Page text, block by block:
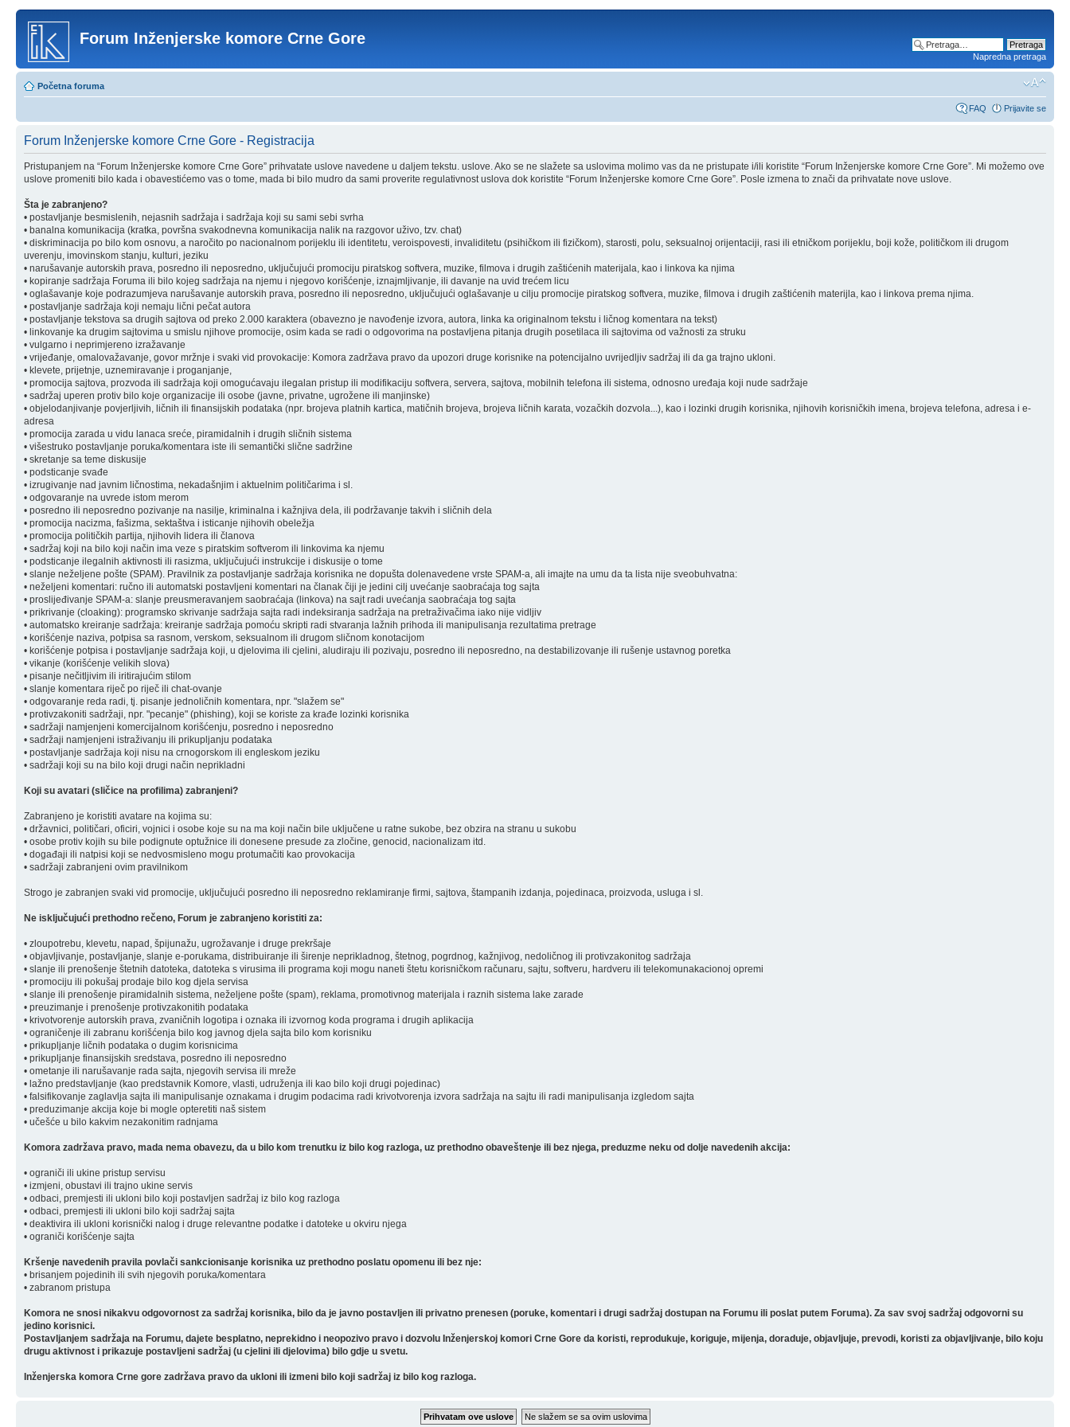
Forum Inženjerske komore Crne Gore
Napredna pretraga
Početna foruma
FAQ Prijavite se
Forum Inženjerske komore Crne Gore - Registracija
Pristupanjem na “Forum Inženjerske komore Crne Gore” prihvatate uslove navedene u daljem tekstu. uslove. Ako se ne slažete sa uslovima molimo vas da ne pristupate i/ili koristite “Forum Inženjerske komore Crne Gore”. Mi možemo ove
uslove promeniti bilo kada i obavestićemo vas o tome, mada bi bilo mudro da sami proverite regulativnost uslova dok koristite “Forum Inženjerske komore Crne Gore”. Posle izmena to znači da prihvatate nove uslove.
Šta je zabranjeno?
• postavljanje besmislenih, nejasnih sadržaja i sadržaja koji su sami sebi svrha
• banalna komunikacija (kratka, površna svakodnevna komunikacija nalik na razgovor uživo, tzv. chat)
• diskriminacija po bilo kom osnovu, a naročito po nacionalnom porijeklu ili identitetu, veroispovesti, invaliditetu (psihičkom ili fizičkom), starosti, polu, seksualnoj orijentaciji, rasi ili etničkom porijeklu, boji kože, političkom ili drugom
uverenju, imovinskom stanju, kulturi, jeziku
• narušavanje autorskih prava, posredno ili neposredno, uključujući promociju piratskog softvera, muzike, filmova i drugih zaštićenih materijala, kao i linkova ka njima
• kopiranje sadržaja Foruma ili bilo kojeg sadržaja na njemu i njegovo korišćenje, iznajmljivanje, ili davanje na uvid trećem licu
• oglašavanje koje podrazumjeva narušavanje autorskih prava, posredno ili neposredno, uključujući oglašavanje u cilju promocije piratskog softvera, muzike, filmova i drugih zaštićenih materijla, kao i linkova prema njima.
• postavljanje sadržaja koji nemaju lični pečat autora
• postavljanje tekstova sa drugih sajtova od preko 2.000 karaktera (obavezno je navođenje izvora, autora, linka ka originalnom tekstu i ličnog komentara na tekst)
• linkovanje ka drugim sajtovima u smislu njihove promocije, osim kada se radi o odgovorima na postavljena pitanja drugih posetilaca ili sajtovima od važnosti za struku
• vulgarno i neprimjereno izražavanje
• vrijeđanje, omalovažavanje, govor mržnje i svaki vid provokacije: Komora zadržava pravo da upozori druge korisnike na potencijalno uvrijedljiv sadržaj ili da ga trajno ukloni.
• klevete, prijetnje, uznemiravanje i proganjanje,
• promocija sajtova, prozvoda ili sadržaja koji omogućavaju ilegalan pristup ili modifikaciju softvera, servera, sajtova, mobilnih telefona ili sistema, odnosno uređaja koji nude sadržaje
• sadržaj uperen protiv bilo koje organizacije ili osobe (javne, privatne, ugrožene ili manjinske)
• objelodanjivanje povjerljivih, ličnih ili finansijskih podataka (npr. brojeva platnih kartica, matičnih brojeva, brojeva ličnih karata, vozačkih dozvola...), kao i lozinki drugih korisnika, njihovih korisničkih imena, brojeva telefona, adresa i e-
adresa
• promocija zarada u vidu lanaca sreće, piramidalnih i drugih sličnih sistema
• višestruko postavljanje poruka/komentara iste ili semantički slične sadržine
• skretanje sa teme diskusije
• podsticanje svađe
• izrugivanje nad javnim ličnostima, nekadašnjim i aktuelnim političarima i sl.
• odgovaranje na uvrede istom merom
• posredno ili neposredno pozivanje na nasilje, kriminalna i kažnjiva dela, ili podržavanje takvih i sličnih dela
• promocija nacizma, fašizma, sektaštva i isticanje njihovih obeležja
• promocija političkih partija, njihovih lidera ili članova
• sadržaj koji na bilo koji način ima veze s piratskim softverom ili linkovima ka njemu
• podsticanje ilegalnih aktivnosti ili rasizma, uključujući instrukcije i diskusije o tome
• slanje neželjene pošte (SPAM). Pravilnik za postavljanje sadržaja korisnika ne dopušta dolenavedene vrste SPAM-a, ali imajte na umu da ta lista nije sveobuhvatna:
• neželjeni komentari: ručno ili automatski postavljeni komentari na članak čiji je jedini cilj uvećanje saobraćaja tog sajta
• proslijeđivanje SPAM-a: slanje preusmeravanjem saobraćaja (linkova) na sajt radi uvećanja saobraćaja tog sajta
• prikrivanje (cloaking): programsko skrivanje sadržaja sajta radi indeksiranja sadržaja na pretraživačima iako nije vidljiv
• automatsko kreiranje sadržaja: kreiranje sadržaja pomoću skripti radi stvaranja lažnih prihoda ili manipulisanja rezultatima pretrage
• korišćenje naziva, potpisa sa rasnom, verskom, seksualnom ili drugom sličnom konotacijom
• korišćenje potpisa i postavljanje sadržaja koji, u djelovima ili cjelini, aludiraju ili pozivaju, posredno ili neposredno, na destabilizovanje ili rušenje ustavnog poretka
• vikanje (korišćenje velikih slova)
• pisanje nečitljivim ili iritirajućim stilom
• slanje komentara riječ po riječ ili chat-ovanje
• odgovaranje reda radi, tj. pisanje jednoličnih komentara, npr. "slažem se"
• protivzakoniti sadržaji, npr. "pecanje" (phishing), koji se koriste za krađe lozinki korisnika
• sadržaji namjenjeni komercijalnom korišćenju, posredno i neposredno
• sadržaji namjenjeni istraživanju ili prikupljanju podataka
• postavljanje sadržaja koji nisu na crnogorskom ili engleskom jeziku
• sadržaji koji su na bilo koji drugi način neprikladni
Koji su avatari (sličice na profilima) zabranjeni?
Zabranjeno je koristiti avatare na kojima su:
• državnici, političari, oficiri, vojnici i osobe koje su na ma koji način bile uključene u ratne sukobe, bez obzira na stranu u sukobu
• osobe protiv kojih su bile podignute optužnice ili donesene presude za zločine, genocid, nacionalizam itd.
• događaji ili natpisi koji se nedvosmisleno mogu protumačiti kao provokacija
• sadržaji zabranjeni ovim pravilnikom
Strogo je zabranjen svaki vid promocije, uključujući posredno ili neposredno reklamiranje firmi, sajtova, štampanih izdanja, pojedinaca, proizvoda, usluga i sl.
Ne isključujući prethodno rečeno, Forum je zabranjeno koristiti za:
• zloupotrebu, klevetu, napad, špijunažu, ugrožavanje i druge prekršaje
• objavljivanje, postavljanje, slanje e-porukama, distribuiranje ili širenje neprikladnog, štetnog, pogrdnog, kažnjivog, nedoličnog ili protivzakonitog sadržaja
• slanje ili prenošenje štetnih datoteka, datoteka s virusima ili programa koji mogu naneti štetu korisničkom računaru, sajtu, softveru, hardveru ili telekomunakacionoj opremi
• promociju ili pokušaj prodaje bilo kog djela servisa
• slanje ili prenošenje piramidalnih sistema, neželjene pošte (spam), reklama, promotivnog materijala i raznih sistema lake zarade
• preuzimanje i prenošenje protivzakonitih podataka
• krivotvorenje autorskih prava, zvaničnih logotipa i oznaka ili izvornog koda programa i drugih aplikacija
• ograničenje ili zabranu korišćenja bilo kog javnog djela sajta bilo kom korisniku
• prikupljanje ličnih podataka o dugim korisnicima
• prikupljanje finansijskih sredstava, posredno ili neposredno
• ometanje ili narušavanje rada sajta, njegovih servisa ili mreže
• lažno predstavljanje (kao predstavnik Komore, vlasti, udruženja ili kao bilo koji drugi pojedinac)
• falsifikovanje zaglavlja sajta ili manipulisanje oznakama i drugim podacima radi krivotvorenja izvora sadržaja na sajtu ili radi manipulisanja izgledom sajta
• preduzimanje akcija koje bi mogle opteretiti naš sistem
• učešće u bilo kakvim nezakonitim radnjama
Komora zadržava pravo, mada nema obavezu, da u bilo kom trenutku iz bilo kog razloga, uz prethodno obaveštenje ili bez njega, preduzme neku od dolje navedenih akcija:
• ograniči ili ukine pristup servisu
• izmjeni, obustavi ili trajno ukine servis
• odbaci, premjesti ili ukloni bilo koji postavljen sadržaj iz bilo kog razloga
• odbaci, premjesti ili ukloni bilo koji sadržaj sajta
• deaktivira ili ukloni korisnički nalog i druge relevantne podatke i datoteke u okviru njega
• ograniči korišćenje sajta
Kršenje navedenih pravila povlači sankcionisanje korisnika uz prethodno poslatu opomenu ili bez nje:
• brisanjem pojedinih ili svih njegovih poruka/komentara
• zabranom pristupa
Komora ne snosi nikakvu odgovornost za sadržaj korisnika, bilo da je javno postavljen ili privatno prenesen (poruke, komentari i drugi sadržaj dostupan na Forumu ili poslat putem Foruma). Za sav svoj sadržaj odgovorni su
jedino korisnici.
Postavljanjem sadržaja na Forumu, dajete besplatno, neprekidno i neopozivo pravo i dozvolu Inženjerskoj komori Crne Gore da koristi, reprodukuje, koriguje, mijenja, doraduje, objavljuje, prevodi, koristi za objavljivanje, bilo koju
drugu aktivnost i prikazuje postavljeni sadržaj (u cjelini ili djelovima) bilo gdje u svetu.
Inženjerska komora Crne gore zadržava pravo da ukloni ili izmeni bilo koji sadržaj iz bilo kog razloga.